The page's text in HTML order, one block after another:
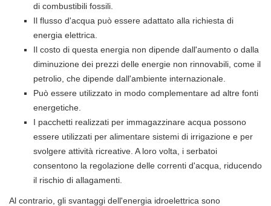
di combustibili fossili.
Il flusso d'acqua può essere adattato alla richiesta di
energia elettrica.
Il costo di questa energia non dipende dall'aumento o dalla
diminuzione dei prezzi delle energie non rinnovabili, come il
petrolio, che dipende dall'ambiente internazionale.
Può essere utilizzato in modo complementare ad altre fonti
energetiche.
I pacchetti realizzati per immagazzinare acqua possono
essere utilizzati per alimentare sistemi di irrigazione e per
svolgere attività ricreative. A loro volta, i serbatoi
consentono la regolazione delle correnti d'acqua, riducendo
il rischio di allagamenti.
Al contrario, gli svantaggi dell'energia idroelettrica sono